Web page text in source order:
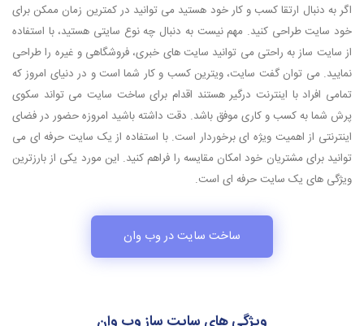
اگر به دنبال ارتقا کسب و کار خود هستید می توانید در کمترین زمان ممکن برای
خود سایت طراحی کنید. مهم نیست به دنبال چه نوع سایتی هستید، با استفاده
از سایت ساز به راحتی می توانید سایت های خبری، فروشگاهی و غیره را طراحی
نمایید. می توان گفت سایت، ویترین کسب و کار شما است و در دنیای امروز که
تمامی افراد با اینترنت درگیر هستند اقدام برای ساخت سایت می تواند سکوی
پرش شما به کسب و کاری موفق باشد. دقت داشته باشید امروزه حضور در فضای
اینترنتی از اهمیت ویژه ای برخوردار است. با استفاده از یک سایت حرفه ای می
توانید برای مشتریان خود امکان مقایسه را فراهم کنید. این مورد یکی از بارزترین
ویژگی های یک سایت حرفه ای است.
ساخت سایت در وب وان